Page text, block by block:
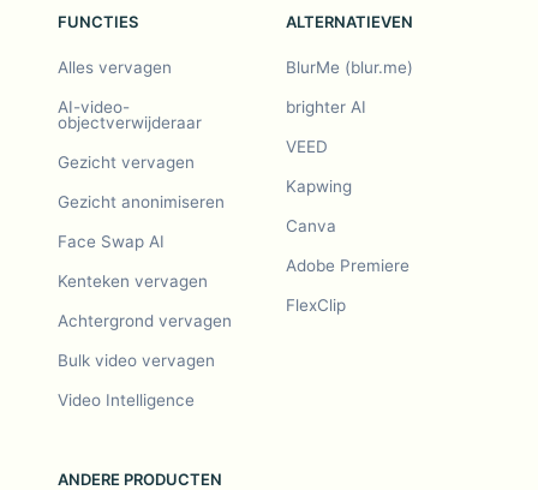
FUNCTIES
Alles vervagen
AI-video-
objectverwijderaar
Gezicht vervagen
Gezicht anonimiseren
Face Swap AI
Kenteken vervagen
Achtergrond vervagen
Bulk video vervagen
Video Intelligence
ALTERNATIEVEN
BlurMe (blur.me)
brighter AI
VEED
Kapwing
Canva
Adobe Premiere
FlexClip
ANDERE PRODUCTEN